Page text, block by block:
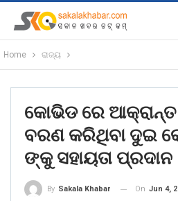
Home ରାଜ୍ୟ
କୋଭିଡ ରେ
ବରଣ କରିଥିବା ଦୁଇ
ଙ୍କୁ ସହାୟତା ପ୍ରଦାନ
By Sakala Khabar On Jun 4,